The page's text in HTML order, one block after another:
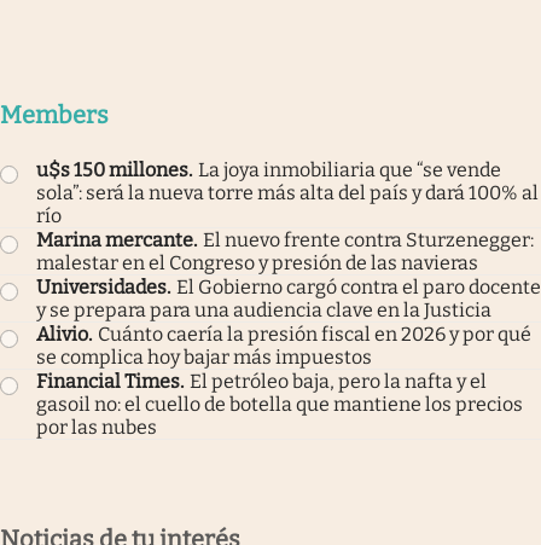
Members
u$s 150 millones. La joya inmobiliaria que “se vende
sola”: será la nueva torre más alta del país y dará 100% al
río
Marina mercante. El nuevo frente contra Sturzenegger:
malestar en el Congreso y presión de las navieras
Universidades. El Gobierno cargó contra el paro docente
y se prepara para una audiencia clave en la Justicia
Alivio. Cuánto caería la presión fiscal en 2026 y por qué
se complica hoy bajar más impuestos
Financial Times. El petróleo baja, pero la nafta y el
gasoil no: el cuello de botella que mantiene los precios
por las nubes
Noticias de tu interés